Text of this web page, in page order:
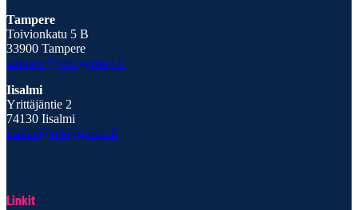
Tampere
Toivionkatu 5 B
33900 Tampere
tampere@rekrygroup.fi
Iisalmi
Yrittäjäntie 2
74130 Iisalmi
iisalmi@rekrygroup.fi
Linkit